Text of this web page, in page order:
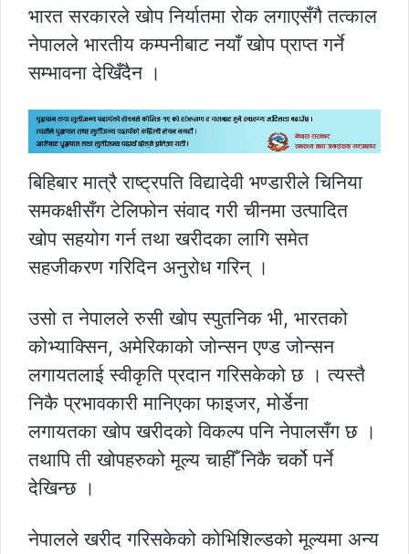
भारत सरकारले खोप निर्यातमा रोक लगाएसँगै तत्काल
नेपालले भारतीय कम्पनीबाट नयाँ खोप प्राप्त गर्ने
सम्भावना देखिँदैन ।
बिहिबार मात्रै राष्ट्रपति विद्यादेवी भण्डारीले चिनिया
समकक्षीसँग टेलिफोन संवाद गरी चीनमा उत्पादित
खोप सहयोग गर्न तथा खरीदका लागि समेत
सहजीकरण गरिदिन अनुरोध गरिन् ।
उसो त नेपालले रुसी खोप स्पुतनिक भी, भारतको
कोभ्याक्सिन, अमेरिकाको जोन्सन एण्ड जोन्सन
लगायतलाई स्वीकृति प्रदान गरिसकेको छ । त्यस्तै
निकै प्रभावकारी मानिएका फाइजर, मोर्डेना
लगायतका खोप खरीदको विकल्प पनि नेपालसँग छ ।
तथापि ती खोपहरुको मूल्य चाहीँ निकै चर्को पर्ने
देखिन्छ ।
नेपालले खरीद गरिसकेको कोभिशिल्डको मूल्यमा अन्य